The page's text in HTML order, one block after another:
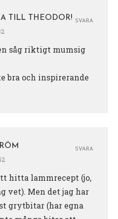
TILL THEODOR!
såg riktigt mumsig
bra och inspirerande
SVARA
hitta lammrecept (jo,
vet). Men det jag har
grytbitar (har egna
SVARA